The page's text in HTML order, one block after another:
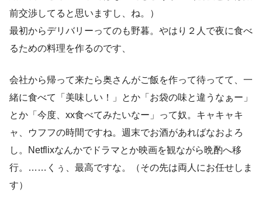
前交渉してると思いますし、ね。）
最初からデリバリーってのも野暮。やはり２人で夜に食べ
るための料理を作るのです、
会社から帰って来たら奥さんがご飯を作って待ってて、一
緒に食べて「美味しい！」とか「お袋の味と違うなぁー」
とか「今度、xx食べてみたいなー」って奴。キャキャキ
ャ、ウフフの時間ですね。週末でお酒があればなおよろ
し。Netflixなんかでドラマとか映画を観ながら晩酌へ移
行。……くぅ、最高ですな。（その先は両人にお任せしま
す）